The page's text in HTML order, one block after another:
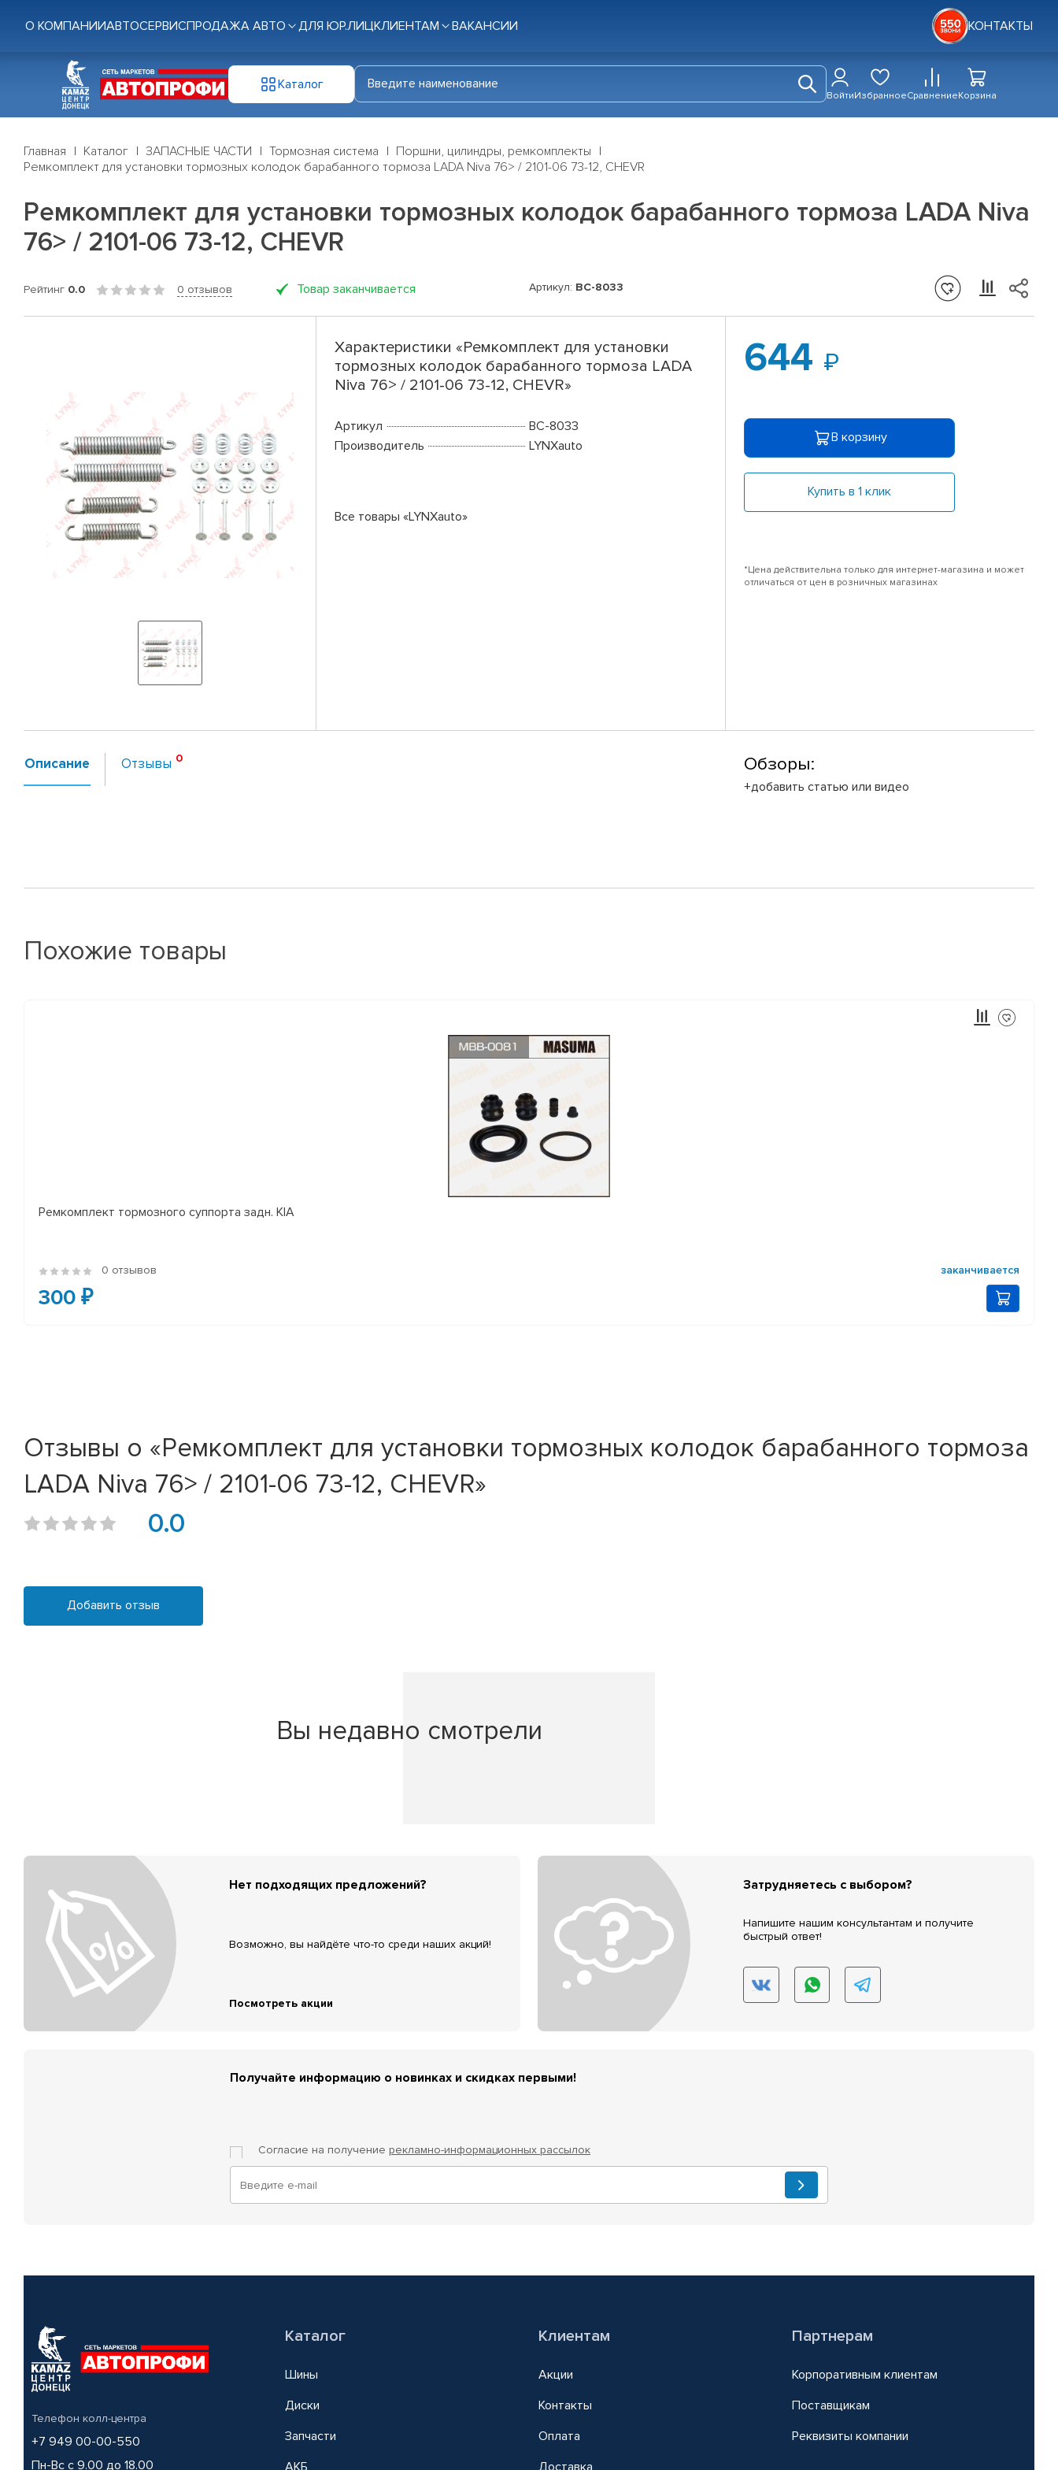
О КОМПАНИИАВТОСЕРВИСПРОДАЖА АВТО ДЛЯ ЮР.ЛИЦКЛИЕНТАМ ВАКАНСИИ КОНТАКТЫ
Каталог
ВойтиИзбранноеСравнениеКорзина
Главная Каталог ЗАПАСНЫЕ ЧАСТИ Тормозная система
Поршни, цилиндры, ремкомплекты
Ремкомплект для установки тормозных колодок барабанного тормоза LADA Niva 76> / 2101-06 73-12, CHEVR
Ремкомплект для установки тормозных колодок барабанного тормоза LADA Niva
76> / 2101-06 73-12, CHEVR
Рейтинг 0.0 0 отзывов Товар заканчивается Артикул: BC-8033
Характеристики «Ремкомплект для установки
тормозных колодок барабанного тормоза LADA
Niva 76> / 2101-06 73-12, CHEVR»
Артикул
BC-8033
Производитель
LYNXauto
Все товары «LYNXauto»
644
В корзину
Купить в 1 клик
*Цена действительна только для интернет-магазина и может
отличаться от цен в розничных магазинах
Описание Отзывы Обзоры:
+добавить статью или видео
Похожие товары
Ремкомплект тормозного суппорта задн. KIA
0 отзывов заканчивается
300 ₽
Отзывы о «Ремкомплект для установки тормозных колодок барабанного тормоза
LADA Niva 76> / 2101-06 73-12, CHEVR»
0.0
Добавить отзыв
Вы недавно смотрели
Нет подходящих предложений?
Возможно, вы найдёте что-то среди наших акций!
Посмотреть акции
Затрудняетесь с выбором?
Напишите нашим консультантам и получите
быстрый ответ!
Получайте информацию о новинках и скидках первыми!
Согласие на получение рекламно-информационных рассылок
Телефон колл-центра
+7 949 00-00-550
Пн-Вс с 9.00 до 18.00
Каталог
Шины
Диски
Запчасти
АКБ
Клиентам
Акции
Контакты
Оплата
Доставка
Партнерам
Корпоративным клиентам
Поставщикам
Реквизиты компании